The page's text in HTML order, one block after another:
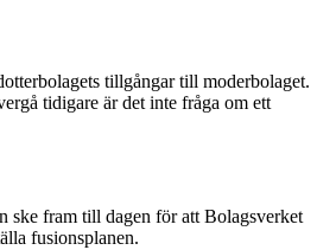
tillgångar till moderbolaget.
tidigare är det inte fråga om ett
ske fram till dagen för att Bolagsverket
fusionsplanen.